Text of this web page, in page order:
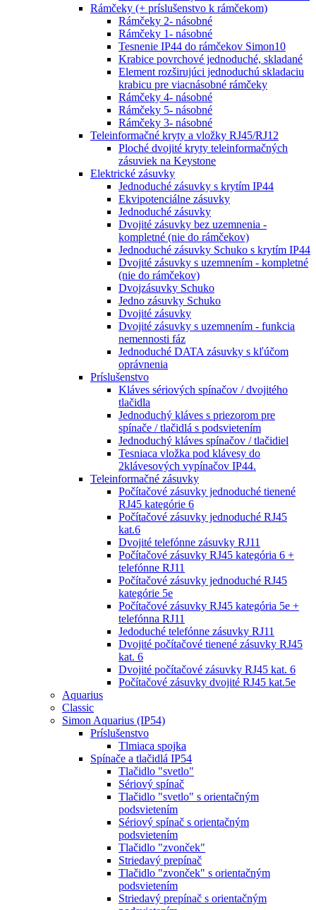
Rámčeky (+ príslušenstvo k rámčekom)
Rámčeky 2- násobné
Rámčeky 1- násobné
Tesnenie IP44 do rámčekov Simon10
Krabice povrchové jednoduché, skladané
Element rozširujúci jednoduchú skladaciu
krabicu pre viacnásobné rámčeky
Rámčeky 4- násobné
Rámčeky 5- násobné
Rámčeky 3- násobné
Teleinformačné kryty a vložky RJ45/RJ12
Ploché dvojité kryty teleinformačných
zásuviek na Keystone
Elektrické zásuvky
Jednoduché zásuvky s krytím IP44
Ekvipotenciálne zásuvky
Jednoduché zásuvky
Dvojité zásuvky bez uzemnenia -
kompletné (nie do rámčekov)
Jednoduché zásuvky Schuko s krytím IP44
Dvojité zásuvky s uzemnením - kompletné
(nie do rámčekov)
Dvojzásuvky Schuko
Jedno zásuvky Schuko
Dvojité zásuvky
Dvojité zásuvky s uzemnením - funkcia
nemennosti fáz
Jednoduché DATA zásuvky s kľúčom
oprávnenia
Príslušenstvo
Kláves sériových spínačov / dvojitého
tlačidla
Jednoduchý kláves s priezorom pre
spínače / tlačidlá s podsvietením
Jednoduchý kláves spínačov / tlačidiel
Tesniaca vložka pod klávesy do
2klávesových vypínačov IP44.
Teleinformačné zásuvky
Počítačové zásuvky jednoduché tienené
RJ45 kategórie 6
Počítačové zásuvky jednoduché RJ45
kat.6
Dvojité telefónne zásuvky RJ11
Počítačové zásuvky RJ45 kategória 6 +
telefónne RJ11
Počítačové zásuvky jednoduché RJ45
kategórie 5e
Počítačové zásuvky RJ45 kategória 5e +
telefónna RJ11
Jedoduché telefónne zásuvky RJ11
Dvojité počítačové tienené zásuvky RJ45
kat. 6
Dvojité počítačové zásuvky RJ45 kat. 6
Počítačové zásuvky dvojité RJ45 kat.5e
Aquarius
Classic
Simon Aquarius (IP54)
Príslušenstvo
Tlmiaca spojka
Spínače a tlačidlá IP54
Tlačidlo "svetlo"
Sériový spínač
Tlačidlo "svetlo" s orientačným
podsvietením
Sériový spínač s orientačným
podsvietením
Tlačidlo "zvonček"
Striedavý prepínač
Tlačidlo "zvonček" s orientačným
podsvietením
Striedavý prepínač s orientačným